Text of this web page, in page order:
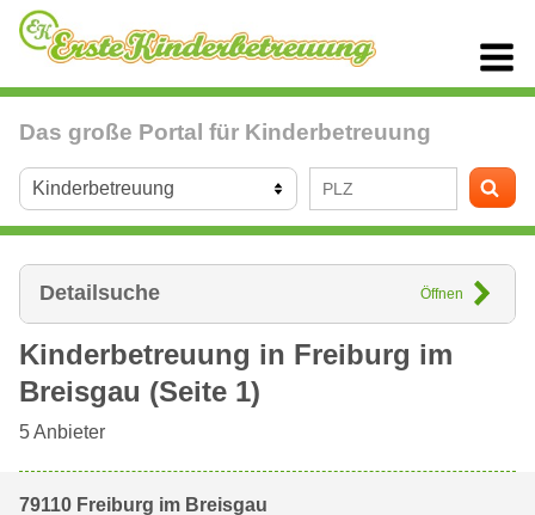
Das große Portal für Kinderbetreuung
Detailsuche Öffnen
Kinderbetreuung in Freiburg im
Breisgau (Seite 1)
5Anbieter
79110 Freiburg im Breisgau